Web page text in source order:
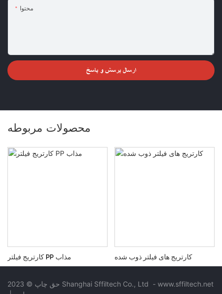
محتوا
ارسال پرسش و پاسخ
محصولات مربوطه
کارتریج فیلتر PP مذاب کارتریج های فیلتر ذوب شده
حق چاپ © 2023 Shanghai Sffiltech Co., Ltd - www.sffiltech.net